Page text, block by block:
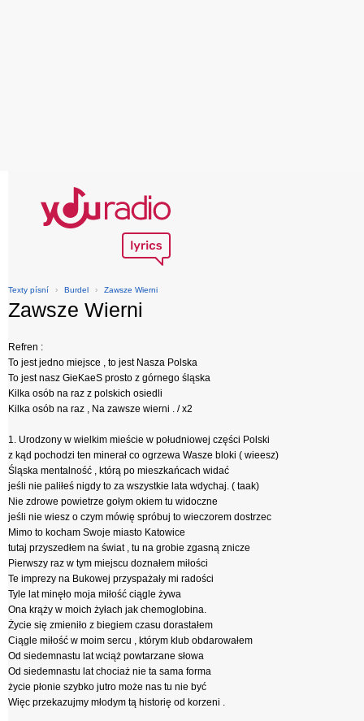
Texty písní › Burdel › Zawsze Wierni
Zawsze Wierni
Refren :
To jest jedno miejsce , to jest Nasza Polska
To jest nasz GieKaeS prosto z górnego śląska
Kilka osób na raz z polskich osiedli
Kilka osób na raz , Na zawsze wierni . / x2
1. Urodzony w wielkim mieście w południowej części Polski
z kąd pochodzi ten minerał co ogrzewa Wasze bloki ( wieesz)
Śląska mentalność , którą po mieszkańcach widać
jeśli nie paliłeś nigdy to za wszystkie lata wdychaj. ( taak)
Nie zdrowe powietrze gołym okiem tu widoczne
jeśli nie wiesz o czym mówię spróbuj to wieczorem dostrzec
Mimo to kocham Swoje miasto Katowice
tutaj przyszedłem na świat , tu na grobie zgasną znicze
Pierwszy raz w tym miejscu doznałem miłości
Te imprezy na Bukowej przyspażały mi radości
Tyle lat minęło moja miłość ciągle żywa
Ona krąży w moich żyłach jak chemoglobina.
Życie się zmieniło z biegiem czasu dorastałem
Ciągle miłość w moim sercu , którym klub obdarowałem
Od siedemnastu lat wciąż powtarzane słowa
Od siedemnastu lat chociaż nie ta sama forma
życie płonie szybko jutro może nas tu nie być
Więc przekazujmy młodym tą historię od korzeni .